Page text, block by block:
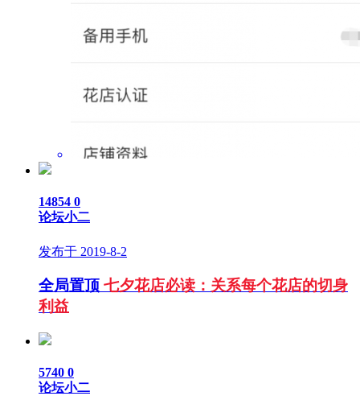
14854 0
论坛小二
发布于 2019-8-2
全局置顶 七夕花店必读：关系每个花店的切身
利益
5740 0
论坛小二